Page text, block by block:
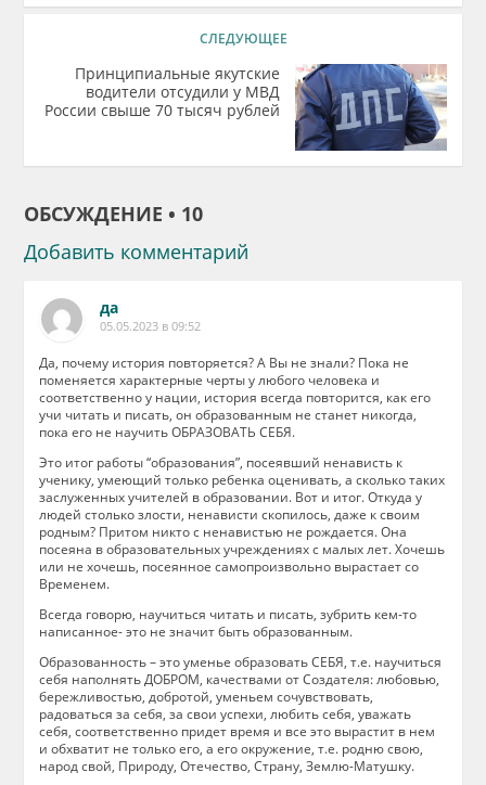
СЛЕДУЮЩЕЕ
Принципиальные якутские
водители отсудили у МВД
России свыше 70 тысяч рублей
ОБСУЖДЕНИЕ • 10
Добавить комментарий
да
05.05.2023 в 09:52
Да, почему история повторяется? А Вы не знали? Пока не
поменяется характерные черты у любого человека и
соответственно у нации, история всегда повторится, как его
учи читать и писать, он образованным не станет никогда,
пока его не научить ОБРАЗОВАТЬ СЕБЯ.
Это итог работы “образования”, посеявший ненависть к
ученику, умеющий только ребенка оценивать, а сколько таких
заслуженных учителей в образовании. Вот и итог. Откуда у
людей столько злости, ненависти скопилось, даже к своим
родным? Притом никто с ненавистью не рождается. Она
посеяна в образовательных учреждениях с малых лет. Хочешь
или не хочешь, посеянное самопроизвольно вырастает со
Временем.
Всегда говорю, научиться читать и писать, зубрить кем-то
написанное- это не значит быть образованным.
Образованность – это уменье образовать СЕБЯ, т.е. научиться
себя наполнять ДОБРОМ, качествами от Создателя: любовью,
бережливостью, добротой, уменьем сочувствовать,
радоваться за себя, за свои успехи, любить себя, уважать
себя, соответственно придет время и все это вырастит в нем
и обхватит не только его, а его окружение, т.е. родню свою,
народ свой, Природу, Отечество, Страну, Землю-Матушку.